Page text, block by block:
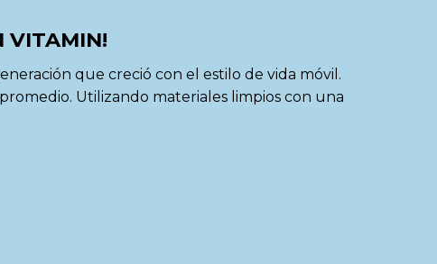
VITAMIN!
que creció con el estilo de vida móvil.
Utilizando materiales limpios con una